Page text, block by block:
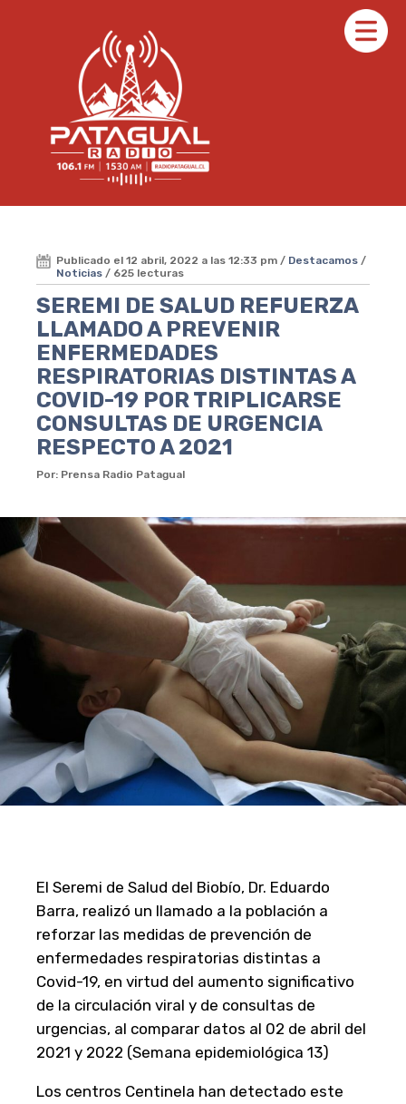
Publicado el 12 abril, 2022 a las 12:33 pm / Destacamos /
Noticias / 625 lecturas
SEREMI DE SALUD REFUERZA
LLAMADO A PREVENIR
ENFERMEDADES
RESPIRATORIAS DISTINTAS A
COVID-19 POR TRIPLICARSE
CONSULTAS DE URGENCIA
RESPECTO A 2021
Por: Prensa Radio Patagual
El Seremi de Salud del Biobío, Dr. Eduardo
Barra, realizó un llamado a la población a
reforzar las medidas de prevención de
enfermedades respiratorias distintas a
Covid-19, en virtud del aumento significativo
de la circulación viral y de consultas de
urgencias, al comparar datos al 02 de abril del
2021 y 2022 (Semana epidemiológica 13)
Los centros Centinela han detectado este